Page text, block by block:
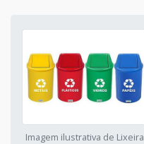
Imagem ilustrativa de Lixeira